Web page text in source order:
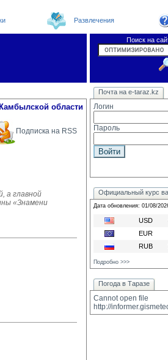
Развлечения
Поиск на
Новости Погода в
Телефоный справочник
Видеоконференция
Новости e-taraz
области
Подписка на RSS
а главной
«Знамени
Почта на e-taraz.kz
Логин
Пароль
Официальный курс
Дата обновления: 01/08/
USD
EUR
RUB
Подробно >>>
Погода в Таразе
Cannot open file
http://